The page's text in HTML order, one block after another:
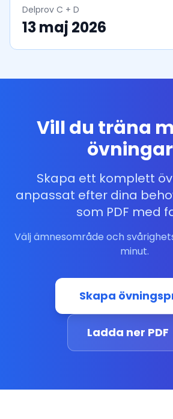
Delprov C + D
13 maj 2026
Vill du träna
Skapa ett komplett
anpassat efter dina
som PDF med
Välj ämnesområde och
minut.
Skapa
Ladda ner PDF